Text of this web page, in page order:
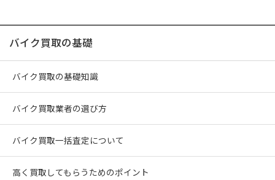
バイク買取の基礎
バイク買取の基礎知識
バイク買取業者の選び方
バイク買取一括査定について
高く買取してもらうためのポイント